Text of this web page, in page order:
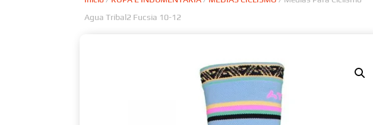
Agua Tribal2 Fucsia 10-12